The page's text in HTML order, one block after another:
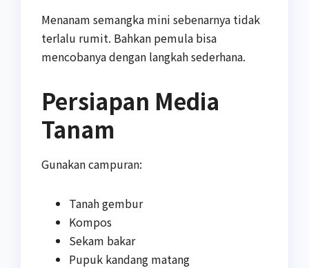
Menanam semangka mini sebenarnya tidak
terlalu rumit. Bahkan pemula bisa
mencobanya dengan langkah sederhana.
Persiapan Media
Tanam
Gunakan campuran:
Tanah gembur
Kompos
Sekam bakar
Pupuk kandang matang